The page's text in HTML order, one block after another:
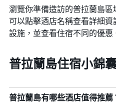
瀏覽你準備造訪的普拉蘭島
可以點擊酒店名稱查看詳細
設施，並查看住宿不同的優惠
普拉蘭島住宿小錦
普拉蘭島有哪些酒店值得推薦